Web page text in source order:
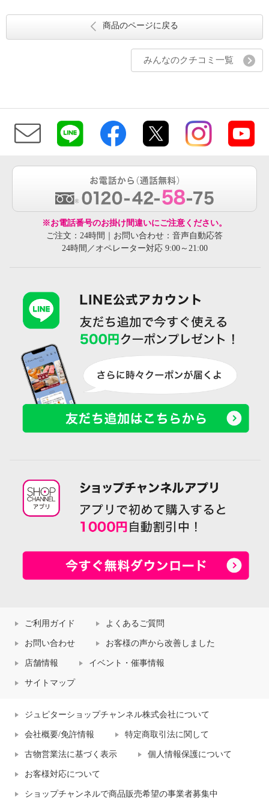
商品のページに戻る
みんなのクチコミ一覧
※お電話番号のお掛け間違いにご注意ください。
ご注文：24時間｜お問い合わせ：音声自動応答
24時間／オペレーター対応 9:00～21:00
ご利用ガイド よくあるご質問
お問い合わせ お客様の声から改善しました
店舗情報 イベント・催事情報
サイトマップ
ジュピターショップチャンネル株式会社について
会社概要/免許情報 特定商取引法に関して
古物営業法に基づく表示 個人情報保護について
お客様対応について
ショップチャンネルで商品販売希望の事業者募集中